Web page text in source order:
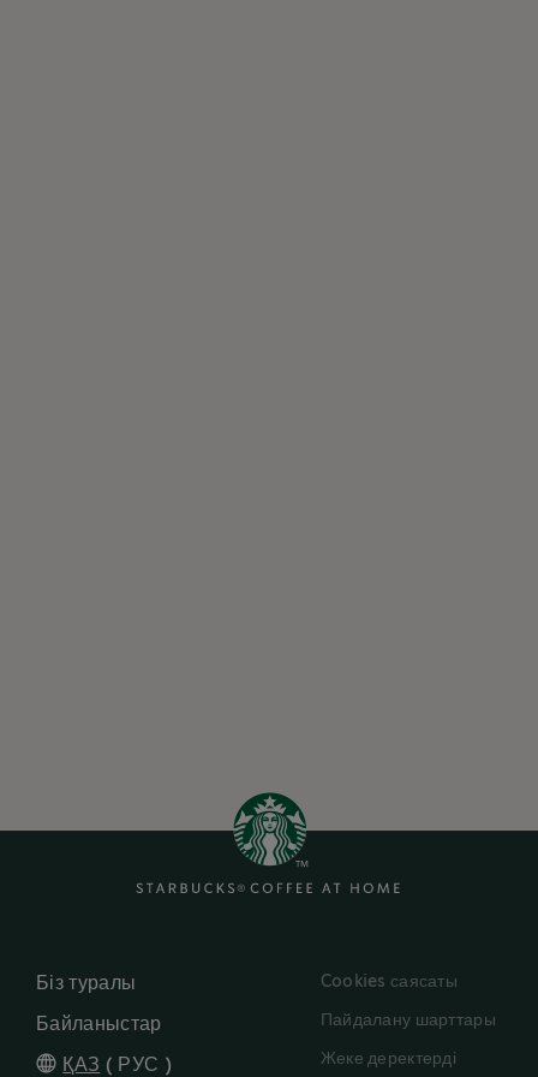
Біз туралы
Байланыстар
ҚАЗ ( РУС )
Cookies саясаты
Пайдалану шарттары
Жеке деректерді